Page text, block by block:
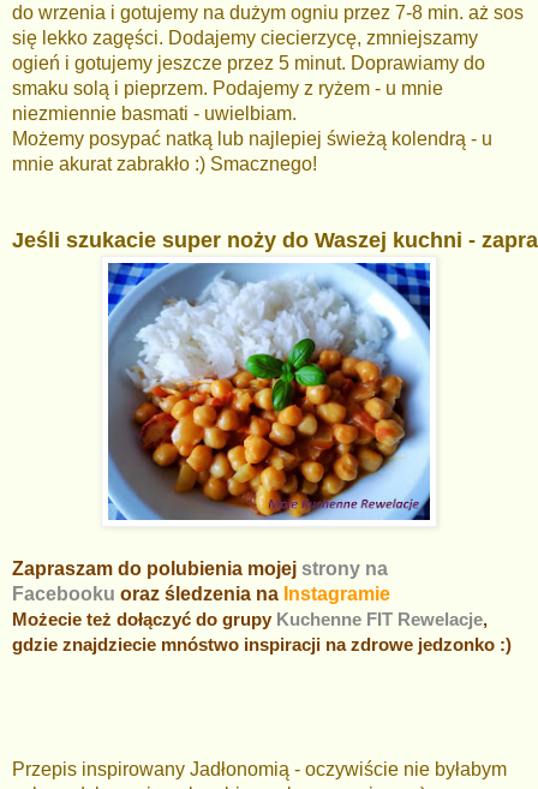
do wrzenia i gotujemy na dużym ogniu przez 7-8 min. aż sos
się lekko zagęści. Dodajemy ciecierzycę, zmniejszamy
ogień i gotujemy jeszcze przez 5 minut. Doprawiamy do
smaku solą i pieprzem. Podajemy z ryżem - u mnie
niezmiennie basmati - uwielbiam.
Możemy posypać natką lub najlepiej świeżą kolendrą - u
mnie akurat zabrakło :) Smacznego!
Jeśli szukacie super noży do Waszej kuchni -
Zapraszam do polubienia mojej strony na
Facebooku oraz śledzenia na Instagramie
Możecie też dołączyć do grupy Kuchenne FIT Rewelacje,
gdzie znajdziecie mnóstwo inspiracji na zdrowe jedzonko :)
Przepis inspirowany Jadłonomią - oczywiście nie byłabym